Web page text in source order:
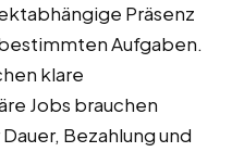
Präsenz
Aufgaben.
klare
Jobs brauchen
Bezahlung und